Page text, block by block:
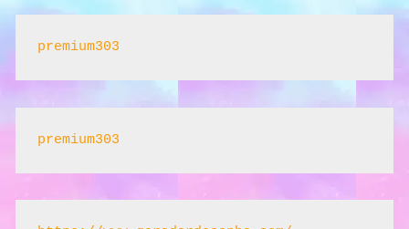
premium303
premium303